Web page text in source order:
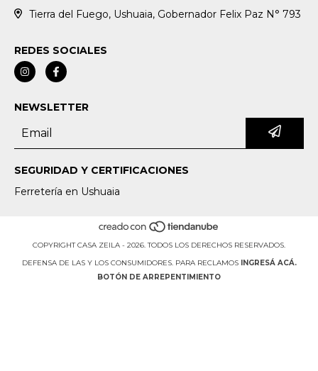
Tierra del Fuego, Ushuaia, Gobernador Felix Paz N° 793
REDES SOCIALES
NEWSLETTER
SEGURIDAD Y CERTIFICACIONES
Ferretería en Ushuaia
COPYRIGHT CASA ZEILA - 2026. TODOS LOS DERECHOS RESERVADOS.
DEFENSA DE LAS Y LOS CONSUMIDORES. PARA RECLAMOS
INGRESÁ ACÁ.
BOTÓN DE ARREPENTIMIENTO